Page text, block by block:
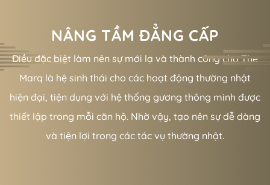
NÂNG TẦM ĐẲNG CẤP
Điều đặc biệt làm nên sự mới lạ và thành công cho The
Marq là hệ sinh thái cho các hoạt động thường nhật
hiện đại, tiện dụng với hệ thống gương thông minh được
thiết lập trong mỗi căn hộ. Nhờ vậy, tạo nên sự dễ dàng
và tiện lợi trong các tác vụ thường nhật.